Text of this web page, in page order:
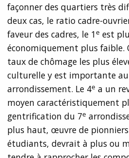
façonner des quartiers très
deux cas, le ratio cadre-
faveur des cadres, le 1e est
économiquement plus faible.
taux de chômage les plus
culturelle y est importante
arrondissement. Le 4e a un
moyen caractéristiquement
gentrification du 7e
plus haut, œuvre de pionniers
étudiants, devrait à plus ou